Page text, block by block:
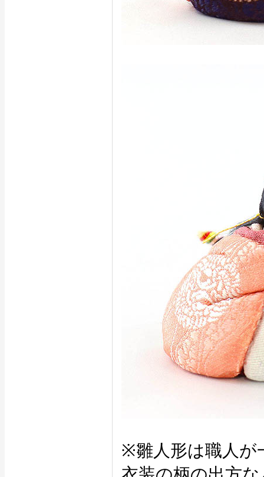
※雛人形は職人が